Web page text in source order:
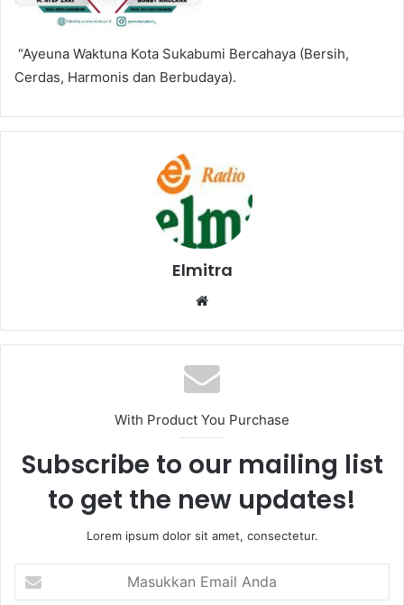
“Ayeuna Waktuna Kota Sukabumi Bercahaya (Bersih,
Cerdas, Harmonis dan Berbudaya).
Elmitra
Website
With Product You Purchase
Subscribe to our mailing list
to get the new updates!
Lorem ipsum dolor sit amet, consectetur.
Email